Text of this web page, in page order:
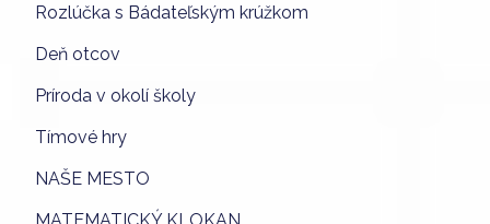
Rozlúčka s Bádateľským krúžkom
Deň otcov
Príroda v okolí školy
Tímové hry
NAŠE MESTO